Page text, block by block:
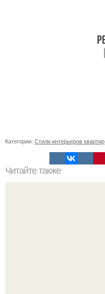
Категории: Стили интерьеров квартир
Читайте также